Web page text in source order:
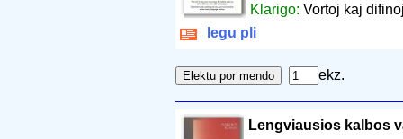
Klarigo: Vortoj kaj
legu pli
ekz.
Lengviausios kalbos